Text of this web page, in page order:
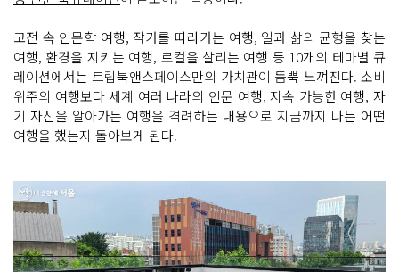
고전 속 인문학 여행, 작가를 따라가는 여행, 일과 삶의 균형을 찾는
여행, 환경을 지키는 여행, 로컬을 살리는 여행 등 10개의 테마별 큐
레이션에서는 트립북앤스페이스만의 가치관이 듬뿍 느껴진다. 소비
위주의 여행보다 세계 여러 나라의 인문 여행, 지속 가능한 여행, 자
기 자신을 알아가는 여행을 격려하는 내용으로 지금까지 나는 어떤
여행을 했는지 돌아보게 된다.